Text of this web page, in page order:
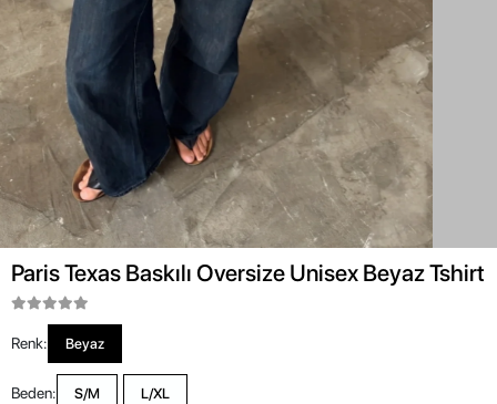
Paris Texas Baskılı Oversize Unisex Beyaz Tshirt
Renk: Beyaz
Beden: S/M L/XL